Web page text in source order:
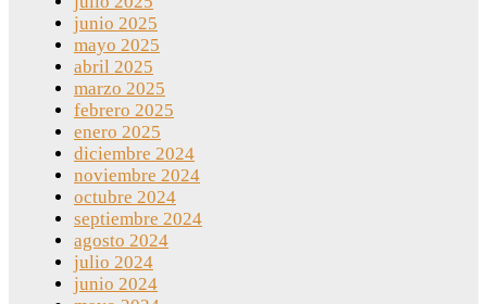
junio 2025
mayo 2025
abril 2025
marzo 2025
febrero 2025
enero 2025
diciembre 2024
noviembre 2024
octubre 2024
septiembre 2024
agosto 2024
julio 2024
junio 2024